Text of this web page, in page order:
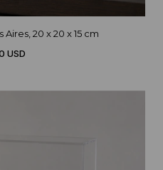
20 x 20 x 15 cm
USD